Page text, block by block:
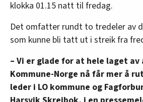
klokka 01.15 natt til fredag.
Det omfatter rundt to tredeler av
som kunne bli tatt ut i streik fra
– Vi er glade for at hele laget
Kommune-Norge nå får mer å
leder i LO kommune og